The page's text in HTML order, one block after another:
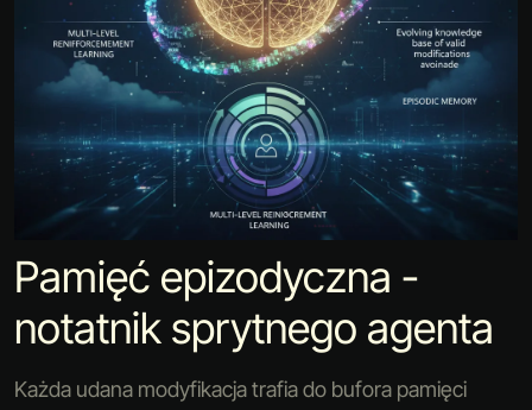
Pamięć epizodyczna -
notatnik sprytnego agenta
Każda udana modyfikacja trafia do bufora pamięci